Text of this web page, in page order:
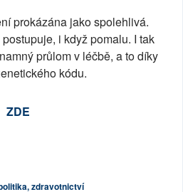
prokázána jako spolehlivá.
i když pomalu. I tak
průlom v léčbě, a to díky
kódu.
ZDE
zdravotnictví